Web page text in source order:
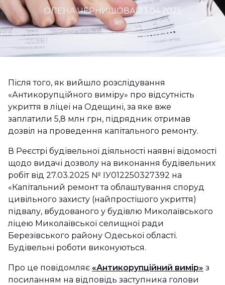
ОЛЕНА ЧЕРНИШОВА|23.04.2025
Після того, як вийшло розслідування
«Антикорупційного виміру» про відсутність
укриття в ліцеї на Одещині, за яке вже
заплатили 5,8 млн грн, підрядник отримав
дозвіл на проведення капітального ремонту.
В Реєстрі будівельної діяльності наявні відомості
щодо видачі дозволу на виконання будівельних
робіт від 27.03.2025 № ІУ012250327392 на
«Капітальний ремонт та облаштування споруд
цивільного захисту (найпростішого укриття)
підвалу, вбудованого у будівлю Миколаївського
ліцею Миколаївської селищної ради
Березівського району Одеської області.
Будівельні роботи виконуються.
Про це повідомляє «Антикорупційний вимір» з
посиланням на відповідь заступника голови